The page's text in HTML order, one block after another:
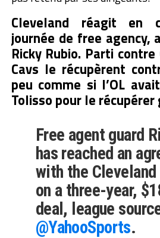
Cleveland réagit en
journée de free agency,
Ricky Rubio. Parti
Cavs le récupèrent
peu comme si l’OL
Tolisso pour le
Free agent guard
has reached an
with the
on a three-year,
deal, league
@YahooSports.